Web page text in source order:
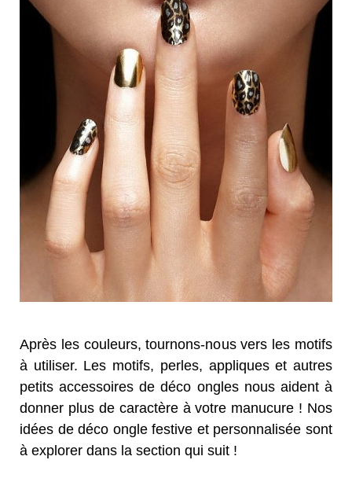
Après les couleurs, tournons-nous vers les motifs
à utiliser. Les motifs, perles, appliques et autres
petits accessoires de déco ongles nous aident à
donner plus de caractère à votre manucure ! Nos
idées de déco ongle festive et personnalisée sont
à explorer dans la section qui suit !